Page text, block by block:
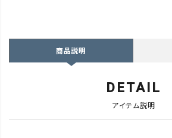
商品説明
DETAIL
アイテム説明